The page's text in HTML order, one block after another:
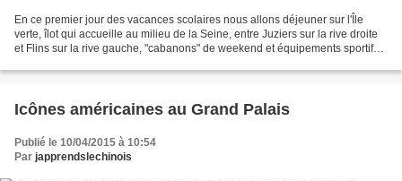
En ce premier jour des vacances scolaires nous allons déjeuner sur l'Île
verte, îlot qui accueille au milieu de la Seine, entre Juziers sur la rive droite
et Flins sur la rive gauche, "cabanons" de weekend et équipements sportifs...
Icônes américaines au Grand Palais
Publié le 10/04/2015 à 10:54
Par japprendslechinois